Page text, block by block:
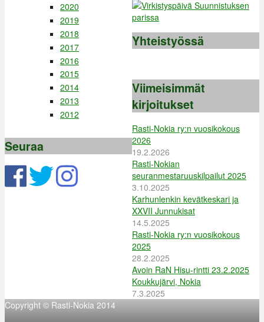
2020
2019
2018
2017
2016
2015
2014
2013
2012
Seuraa
Yhteistyössä
Viimeisimmät
kirjoitukset
Rasti-Nokia ry:n vuosikokous
2026
19.2.2026
Rasti-Nokian
seuranmestaruuskilpailut 2025
3.10.2025
Karhunlenkin kevätkeskari ja
XXVII Junnukisat
14.5.2025
Rasti-Nokia ry:n vuosikokous
2025
28.2.2025
Avoin RaN Hisu-rintti 23.2.2025
Koukkujärvi, Nokia
7.3.2025
Copyright © Rasti-Nokia 2014